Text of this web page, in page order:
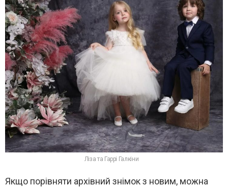
Ліза та Гаррі Галкіни
Якщо порівняти архівний знімок з новим, можна